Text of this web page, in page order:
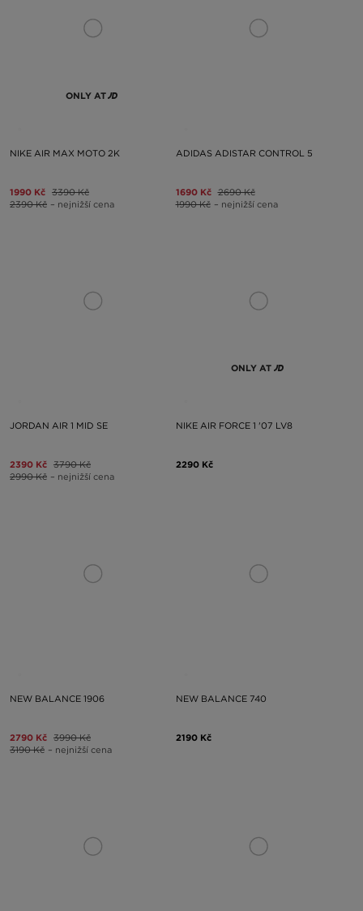
ONLY AT
NIKE AIR MAX MOTO 2K
1990 Kč 3390 Kč
2390 Kč – nejnižší cena
ADIDAS ADISTAR CONTROL 5
1690 Kč 2690 Kč
1990 Kč – nejnižší cena
JORDAN AIR 1 MID SE
2390 Kč 3790 Kč
2990 Kč – nejnižší cena
ONLY AT
NIKE AIR FORCE 1 '07 LV8
2290 Kč
NEW BALANCE 1906
2790 Kč 3990 Kč
3190 Kč – nejnižší cena
NEW BALANCE 740
2190 Kč